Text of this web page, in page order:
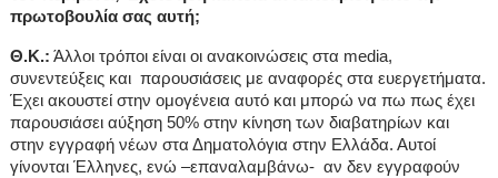
πρωτοβουλία σας αυτή;
Θ.Κ.: Άλλοι τρόποι είναι οι ανακοινώσεις στα media,
συνεντεύξεις και παρουσιάσεις με αναφορές στα ευεργετήματα.
Έχει ακουστεί στην ομογένεια αυτό και μπορώ να πω πως έχει
παρουσιάσει αύξηση 50% στην κίνηση των διαβατηρίων και
στην εγγραφή νέων στα Δηματολόγια στην Ελλάδα. Αυτοί
γίνονται Έλληνες, ενώ –επαναλαμβάνω- αν δεν εγγραφούν